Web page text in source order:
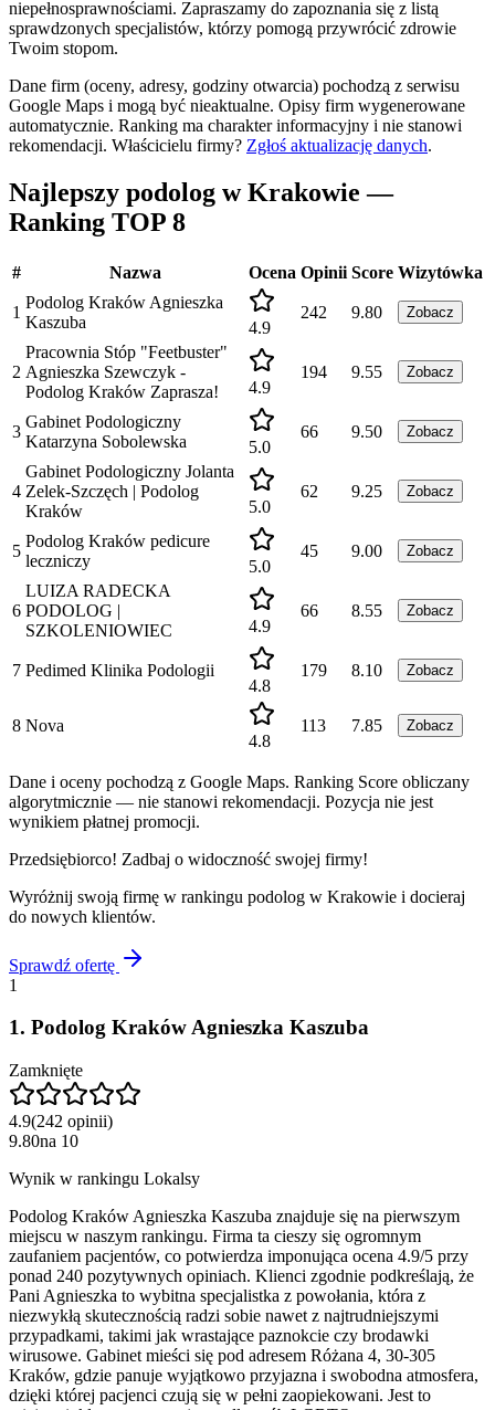
niepełnosprawnościami. Zapraszamy do zapoznania się z listą
sprawdzonych specjalistów, którzy pomogą przywrócić zdrowie
Twoim stopom.
Dane firm (oceny, adresy, godziny otwarcia) pochodzą z serwisu
Google Maps i mogą być nieaktualne. Opisy firm wygenerowane
automatycznie. Ranking ma charakter informacyjny i nie stanowi
rekomendacji. Właścicielu firmy? Zgłoś aktualizację danych.
Najlepszy podolog w Krakowie —
Ranking TOP 8
# Nazwa Ocena Opinii Score Wizytówka
1
Podolog Kraków Agnieszka
Kaszuba
4.9
242 9.80 Zobacz
2
Pracownia Stóp "Feetbuster"
Agnieszka Szewczyk -
Podolog Kraków Zaprasza!
4.9
194 9.55 Zobacz
3
Gabinet Podologiczny
Katarzyna Sobolewska
5.0
66 9.50 Zobacz
4
Gabinet Podologiczny Jolanta
Zelek-Szczęch | Podolog
Kraków
5.0
62 9.25 Zobacz
5
Podolog Kraków pedicure
leczniczy
5.0
45 9.00 Zobacz
6
LUIZA RADECKA
PODOLOG |
SZKOLENIOWIEC
4.9
66 8.55 Zobacz
7 Pedimed Klinika Podologii
4.8
179 8.10 Zobacz
8 Nova
4.8
113 7.85 Zobacz
Dane i oceny pochodzą z Google Maps. Ranking Score obliczany
algorytmicznie — nie stanowi rekomendacji. Pozycja nie jest
wynikiem płatnej promocji.
Przedsiębiorco! Zadbaj o widoczność swojej firmy!
Wyróżnij swoją firmę w rankingu podolog w Krakowie i docieraj
do nowych klientów.
Sprawdź ofertę
1
1. Podolog Kraków Agnieszka Kaszuba
Zamknięte
4.9(242 opinii)
9.80na 10
Wynik w rankingu Lokalsy
Podolog Kraków Agnieszka Kaszuba znajduje się na pierwszym
miejscu w naszym rankingu. Firma ta cieszy się ogromnym
zaufaniem pacjentów, co potwierdza imponująca ocena 4.9/5 przy
ponad 240 pozytywnych opiniach. Klienci zgodnie podkreślają, że
Pani Agnieszka to wybitna specjalistka z powołania, która z
niezwykłą skutecznością radzi sobie nawet z najtrudniejszymi
przypadkami, takimi jak wrastające paznokcie czy brodawki
wirusowe. Gabinet mieści się pod adresem Różana 4, 30-305
Kraków, gdzie panuje wyjątkowo przyjazna i swobodna atmosfera,
dzięki której pacjenci czują się w pełni zaopiekowani. Jest to